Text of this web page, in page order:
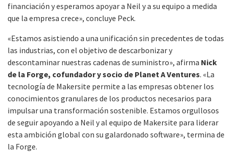
financiación y esperamos apoyar a Neil y a su equipo a medida
que la empresa crece», concluye Peck.
«Estamos asistiendo a una unificación sin precedentes de todas
las industrias, con el objetivo de descarbonizar y
descontaminar nuestras cadenas de suministro», afirma Nick
de la Forge, cofundador y socio de Planet A Ventures. «La
tecnología de Makersite permite a las empresas obtener los
conocimientos granulares de los productos necesarios para
impulsar una transformación sostenible. Estamos orgullosos
de seguir apoyando a Neil y al equipo de Makersite para liderar
esta ambición global con su galardonado software», termina de
la Forge.